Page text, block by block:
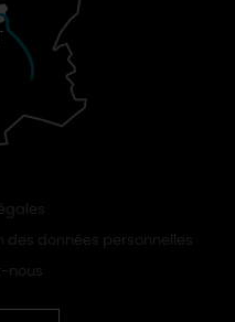
des données personnelles
nous